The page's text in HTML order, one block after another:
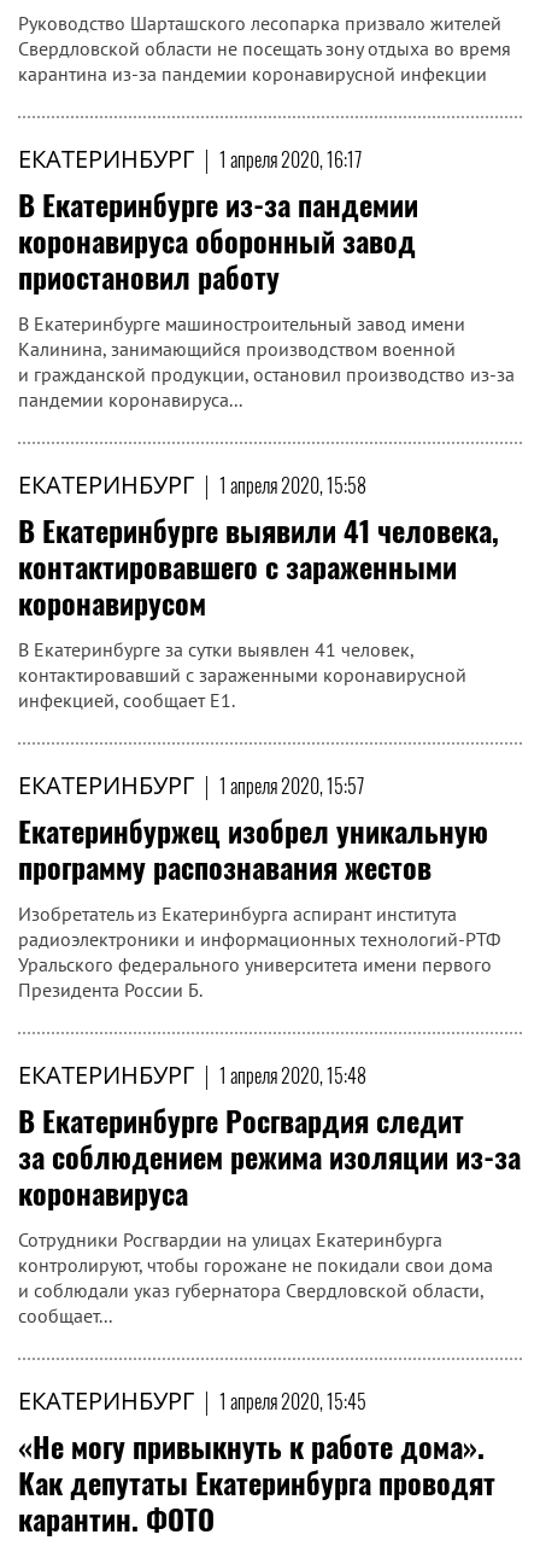
Руководство Шарташского лесопарка призвало жителей
Свердловской области не посещать зону отдыха во время
карантина из-за пандемии коронавирусной инфекции
ЕКАТЕРИНБУРГ | 1 апреля 2020, 16:17
В Екатеринбурге из-за пандемии
коронавируса оборонный завод
приостановил работу
В Екатеринбурге машиностроительный завод имени
Калинина, занимающийся производством военной
и гражданской продукции, остановил производство из-за
пандемии коронавируса...
ЕКАТЕРИНБУРГ | 1 апреля 2020, 15:58
В Екатеринбурге выявили 41 человека,
контактировавшего с зараженными
коронавирусом
В Екатеринбурге за сутки выявлен 41 человек,
контактировавший с зараженными коронавирусной
инфекцией, сообщает E1.
ЕКАТЕРИНБУРГ | 1 апреля 2020, 15:57
Екатеринбуржец изобрел уникальную
программу распознавания жестов
Изобретатель из Екатеринбурга аспирант института
радиоэлектроники и информационных технологий-РТФ
Уральского федерального университета имени первого
Президента России Б.
ЕКАТЕРИНБУРГ | 1 апреля 2020, 15:48
В Екатеринбурге Росгвардия следит
за соблюдением режима изоляции из-за
коронавируса
Сотрудники Росгвардии на улицах Екатеринбурга
контролируют, чтобы горожане не покидали свои дома
и соблюдали указ губернатора Свердловской области,
сообщает...
ЕКАТЕРИНБУРГ | 1 апреля 2020, 15:45
«Не могу привыкнуть к работе дома».
Как депутаты Екатеринбурга проводят
карантин. ФОТО